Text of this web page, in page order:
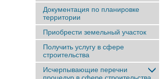
Документация по планировке
территории
Приобрести земельный участок
Получить услугу в сфере
строительства
Исчерпывающие перечни